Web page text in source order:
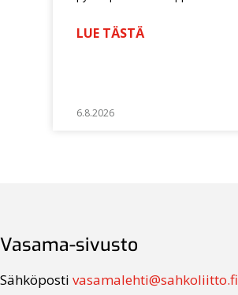
LUE TÄSTÄ
6.8.2026
Vasama-sivusto
Sähköposti vasamalehti@sahkoliitto.fi